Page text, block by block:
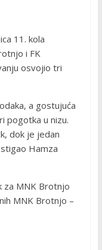
11. kola
i FK
osvojio tri
a gostujuća
pogotka u nizu.
dok je jedan
Hamza
za MNK Brotnjo
MNK Brotnjo –